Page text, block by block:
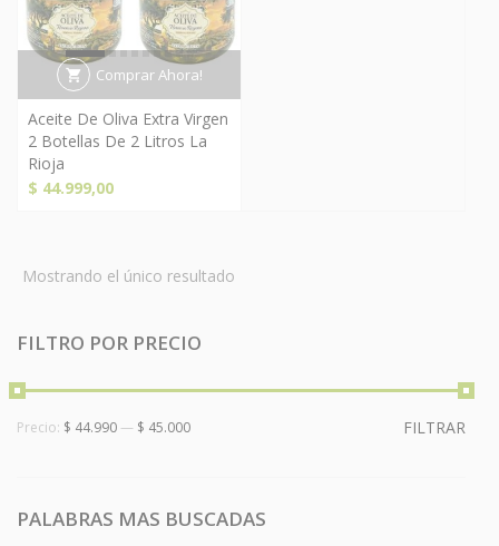
Comprar Ahora!
Aceite De Oliva Extra Virgen
2 Botellas De 2 Litros La
Rioja
$ 44.999,00
Mostrando el único resultado
FILTRO POR PRECIO
FILTRAR
Precio: $ 44.990 — $ 45.000
PALABRAS MAS BUSCADAS